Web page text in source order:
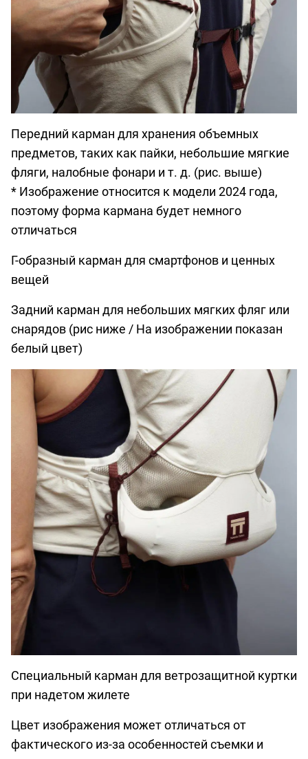
Передний карман для хранения объемных
предметов, таких как пайки, небольшие мягкие
фляги, налобные фонари и т. д. (рис. выше)
* Изображение относится к модели 2024 года,
поэтому форма кармана будет немного
отличаться
Г-образный карман для смартфонов и ценных
вещей
Задний карман для небольших мягких фляг или
снарядов (рис ниже / На изображении показан
белый цвет)
Специальный карман для ветрозащитной куртки
при надетом жилете
Цвет изображения может отличаться от
фактического из-за особенностей съемки и